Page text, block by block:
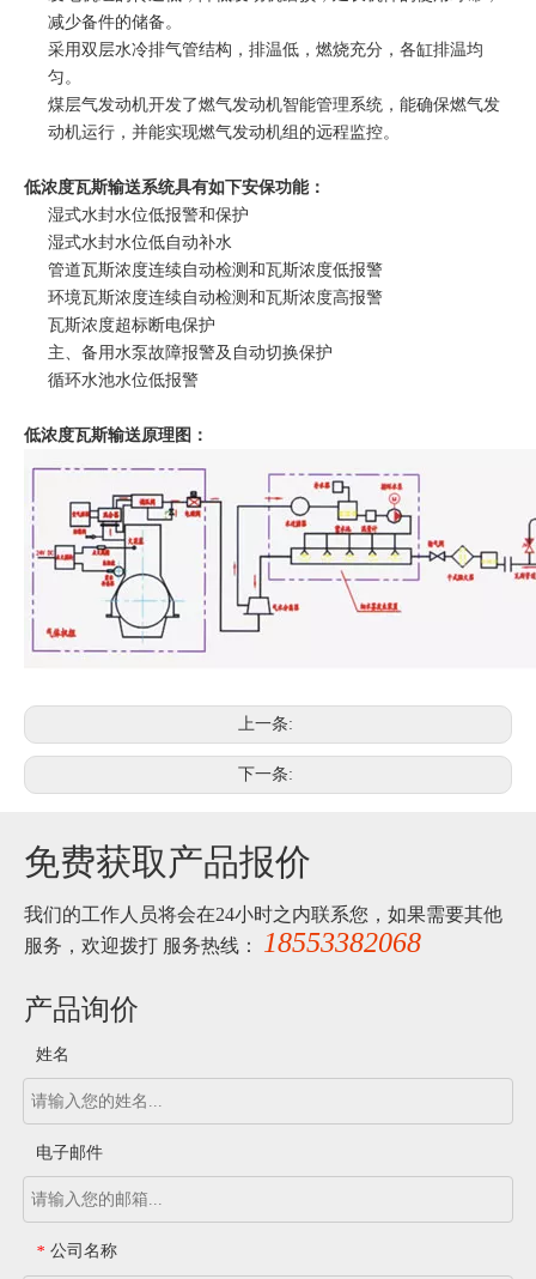
减少备件的储备。
采用双层水冷排气管结构，排温低，燃烧充分，各缸排温均
匀。
煤层气发动机开发了燃气发动机智能管理系统，能确保燃气发
动机运行，并能实现燃气发动机组的远程监控。
低浓度瓦斯输送系统具有如下安保功能：
湿式水封水位低报警和保护
湿式水封水位低自动补水
管道瓦斯浓度连续自动检测和瓦斯浓度低报警
环境瓦斯浓度连续自动检测和瓦斯浓度高报警
瓦斯浓度超标断电保护
主、备用水泵故障报警及自动切换保护
循环水池水位低报警
低浓度瓦斯输送原理图：
上一条:
下一条:
免费获取产品报价
我们的工作人员将会在24小时之内联系您，如果需要其他
服务，欢迎拨打 服务热线：
18553382068
产品询价
姓名
电子邮件
* 公司名称